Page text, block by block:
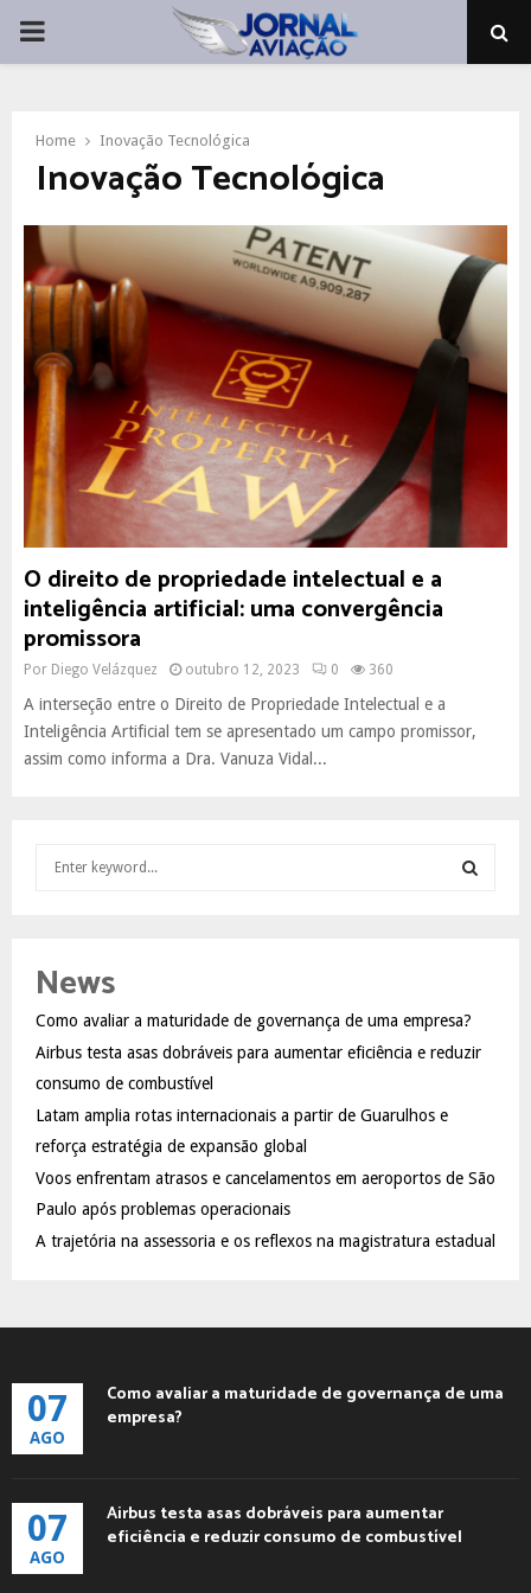
PRIMARY
Home Inovação Tecnológica
Inovação Tecnológica
O direito de propriedade intelectual e a
inteligência artificial: uma convergência
promissora
Por Diego Velázquez outubro 12, 2023 0 360
A interseção entre o Direito de Propriedade Intelectual e a
Inteligência Artificial tem se apresentado um campo promissor,
assim como informa a Dra. Vanuza Vidal...
h
o
r
:
R
News
Como avaliar a maturidade de governança de uma empresa?
Airbus testa asas dobráveis para aumentar eficiência e reduzir
consumo de combustível
Latam amplia rotas internacionais a partir de Guarulhos e
reforça estratégia de expansão global
Voos enfrentam atrasos e cancelamentos em aeroportos de São
Paulo após problemas operacionais
A trajetória na assessoria e os reflexos na magistratura estadual
07
AGO
Como avaliar a maturidade de governança de uma
empresa?
07
AGO
Airbus testa asas dobráveis para aumentar
eficiência e reduzir consumo de combustível